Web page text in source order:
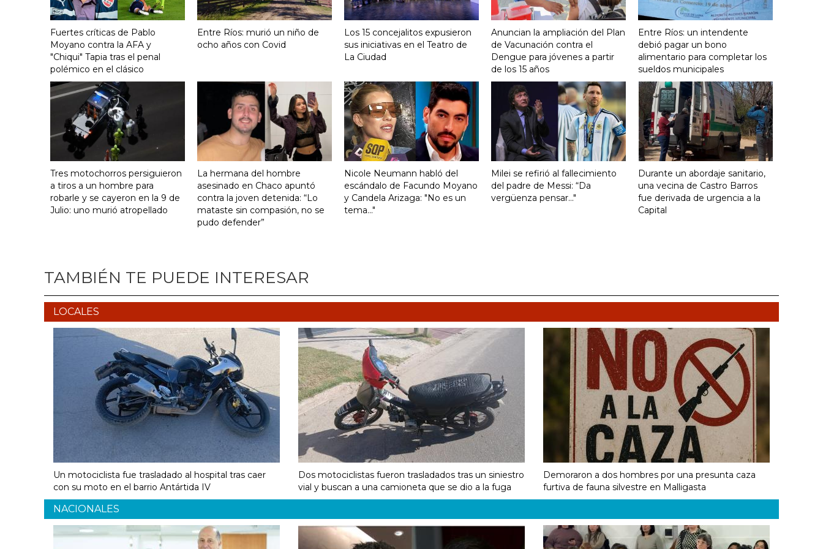
Fuertes críticas de Pablo
Moyano contra la AFA y
"Chiqui" Tapia tras el penal
polémico en el clásico
Entre Ríos: murió un niño de
ocho años con Covid
Los 15 concejalitos expusieron
sus iniciativas en el Teatro de
La Ciudad
Anuncian la ampliación del Plan
de Vacunación contra el
Dengue para jóvenes a partir
de los 15 años
Entre Ríos: un intendente
debió pagar un bono
alimentario para completar los
sueldos municipales
Tres motochorros persiguieron
a tiros a un hombre para
robarle y se cayeron en la 9 de
Julio: uno murió atropellado
La hermana del hombre
asesinado en Chaco apuntó
contra la joven detenida: “Lo
mataste sin compasión, no se
pudo defender”
Nicole Neumann habló del
escándalo de Facundo Moyano
y Candela Arizaga: "No es un
tema..."
Milei se refirió al fallecimiento
del padre de Messi: “Da
vergüenza pensar..."
Durante un abordaje sanitario,
una vecina de Castro Barros
fue derivada de urgencia a la
Capital
TAMBIÉN TE PUEDE INTERESAR
LOCALES
Un motociclista fue trasladado al hospital tras caer
con su moto en el barrio Antártida IV
Dos motociclistas fueron trasladados tras un siniestro
vial y buscan a una camioneta que se dio a la fuga
Demoraron a dos hombres por una presunta caza
furtiva de fauna silvestre en Malligasta
NACIONALES